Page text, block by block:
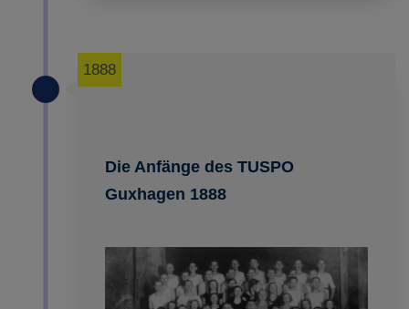
Die Anfänge des TUSPO
Guxhagen 1888
1888